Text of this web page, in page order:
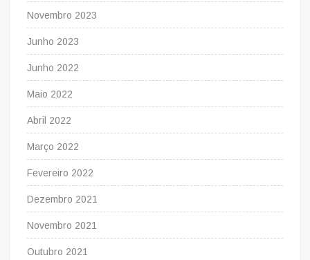
Novembro 2023
Junho 2023
Junho 2022
Maio 2022
Abril 2022
Março 2022
Fevereiro 2022
Dezembro 2021
Novembro 2021
Outubro 2021